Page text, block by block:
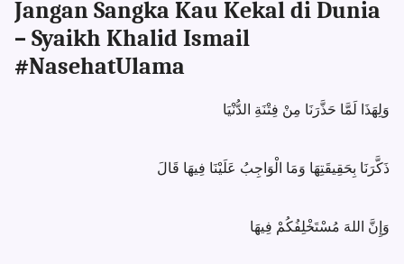
Jangan Sangka Kau Kekal di Dunia
– Syaikh Khalid Ismail
#NasehatUlama
وَلِهَذَا لَمَّا حَذَّرَنَا مِنْ فِتْنَةِ الدُّنْيَا
ذَكَّرَنَا بِحَقِيقَتِهَا وَمَا الْوَاجِبُ عَلَيْنَا فِيهَا قَالَ
وَإِنَّ اللهَ مُسْتَخْلِفُكُمْ فِيهَا